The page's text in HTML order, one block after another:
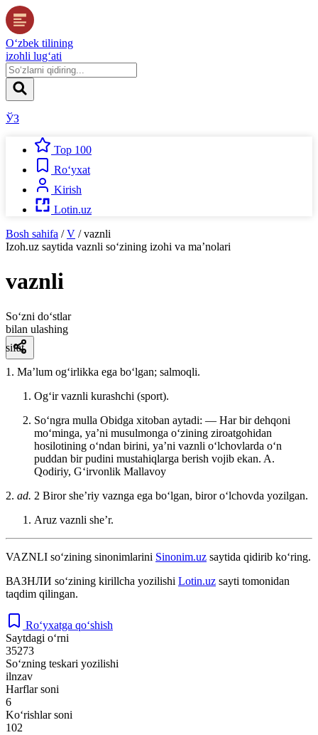
O‘zbek tilining
izohli lug‘ati
ЎЗ
Top 100
Ro‘yxat
Kirish
Lotin.uz
Bosh sahifa / V / vaznli
Izoh.uz saytida vaznli so‘zining izohi va ma’nolari
vaznli
So‘zni do‘stlar
bilan ulashing
sifat
1. Maʼlum ogʻirlikka ega boʻlgan; salmoqli.
Ogʻir vaznli kurashchi (sport).
Soʻngra mulla Obidga xitoban aytadi: — Har bir dehqoni
moʻminga, yaʼni musulmonga oʻzining ziroatgohidan
hosilotining oʻndan birini, yaʼni vaznli oʻlchovlarda oʻn
puddan bir pudini mustahiqlarga berish vojib ekan. A.
Qodiriy, Gʻirvonlik Mallavoy
2. ad. 2 Biror sheʼriy vaznga ega boʻlgan, biror oʻlchovda yozilgan.
Aruz vaznli sheʼr.
VAZNLI so‘zining sinonimlarini Sinonim.uz saytida qidirib ko‘ring.
ВАЗНЛИ so‘zining kirillcha yozilishi Lotin.uz sayti tomonidan
taqdim qilingan.
Ro‘yxatga qo‘shish
Saytdagi o‘rni
35273
So‘zning teskari yozilishi
ilnzav
Harflar soni
6
Ko‘rishlar soni
102